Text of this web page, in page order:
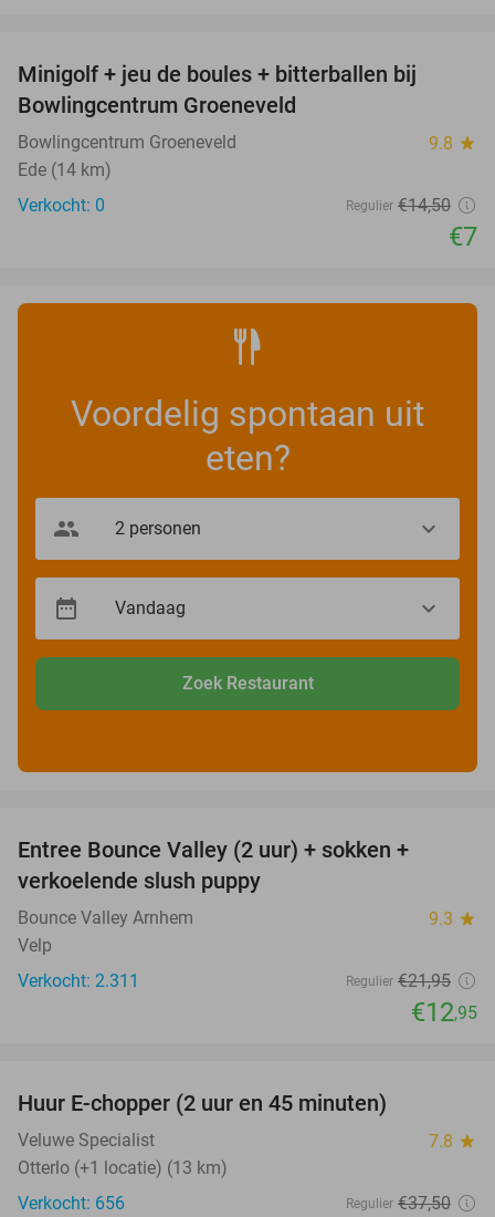
NEW
TODAY
Minigolf + jeu de boules + bitterballen bij
Bowlingcentrum Groeneveld
Bowlingcentrum Groeneveld 9.8 star
Ede (14 km)
Verkocht: 0
Regulier €14,50
€7
Voordelig spontaan uit
eten?
Zoek Restaurant
Entree Bounce Valley (2 uur) + sokken +
verkoelende slush puppy
Bounce Valley Arnhem 9.3 star
Velp
Verkocht: 2.311
Regulier €21,95
€12,95
Huur E-chopper (2 uur en 45 minuten)
Veluwe Specialist 7.8 star
Otterlo (+1 locatie) (13 km)
Verkocht: 656
Regulier €37,50